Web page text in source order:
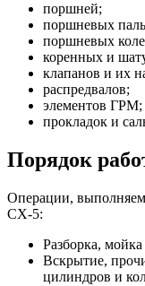
поршней;
поршневых
поршневых
коренных и
клапанов и их
распредвалов;
элементов ГРМ;
прокладок и
Порядок
Операции,
СХ-5:
Разборка,
Вскрытие,
цилиндров и